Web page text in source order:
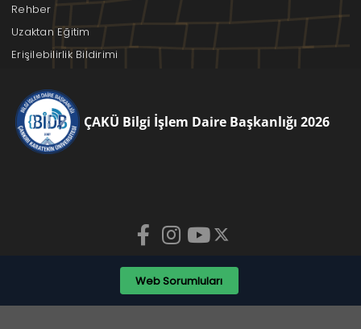
Rehber
Uzaktan Eğitim
Erişilebilirlik Bildirimi
ÇAKÜ Bilgi İşlem Daire Başkanlığı 2026
Web Sorumluları